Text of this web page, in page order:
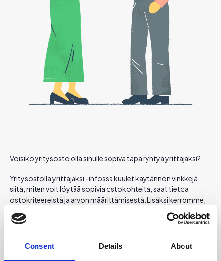
Consent Details About
Voisiko yritysosto olla sinulle sopiva tapa ryhtyä yrittäjäksi?
Yritysostolla yrittäjäksi -infossa kuulet käytännön vinkkejä
siitä, miten voit löytää sopivia ostokohteita, saat tietoa
ostokriteereistä ja arvon määrittämisestä. Lisäksi kerromme,
mistä voit saada neuvoa ja tukea yrityskaupan tekemiseen.
Infot järjestetään Teamsin välityksellä. Ilmoittautuminen
sulkeutuu 30 minuuttia ennen tilaisuuden alkua. Täytäthän